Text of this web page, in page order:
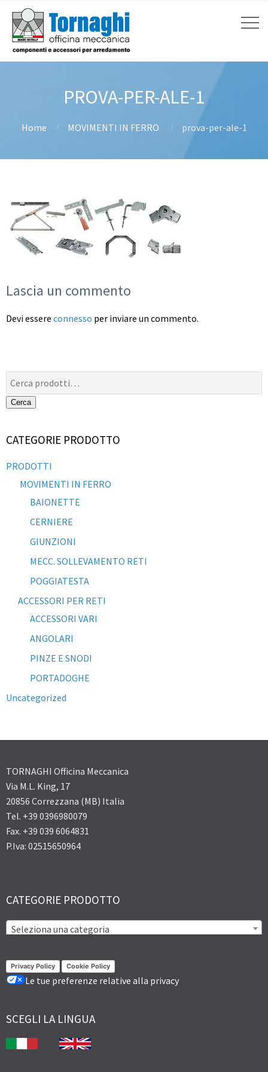
PROVA-PER-ALE-1
Home MOVIMENTI IN FERRO prova-per-ale-1
Lascia un commento
Devi essere connesso per inviare un commento.
Cerca:
Cerca
CATEGORIE PRODOTTO
PRODOTTI
MOVIMENTI IN FERRO
BAIONETTE
CERNIERE
GIUNZIONI
MECC. SOLLEVAMENTO RETI
POGGIATESTA
ACCESSORI PER RETI
ACCESSORI VARI
ANGOLARI
PINZE E SNODI
PORTADOGHE
Uncategorized
TORNAGHI Officina Meccanica
Via M.L. King, 17
20856 Correzzana (MB) Italia
Tel. +39 0396980079
Fax. +39 039 6064831
P.Iva: 02515650964
CATEGORIE PRODOTTO
Seleziona una categoria
Privacy Policy Cookie Policy
Le tue preferenze relative alla privacy
SCEGLI LA LINGUA